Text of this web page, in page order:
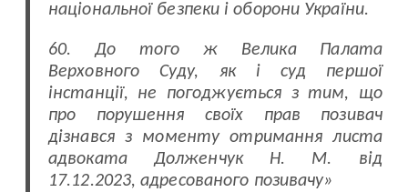
національної безпеки і оборони України.
60. До того ж Велика Палата
Верховного Суду, як і суд першої
інстанції, не погоджується з тим, що
про порушення своїх прав позивач
дізнався з моменту отримання листа
адвоката Долженчук Н. М. від
17.12.2023, адресованого позивачу»